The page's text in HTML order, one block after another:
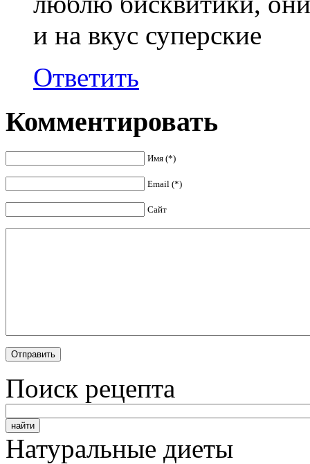
и на вкус суперские
Ответить
Комментировать
Имя (*)
Email (*)
Сайт
Поиск рецепта
Натуральные диеты